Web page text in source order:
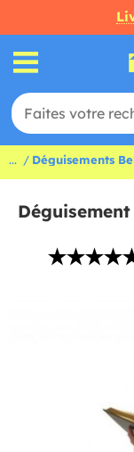
... Déguisements